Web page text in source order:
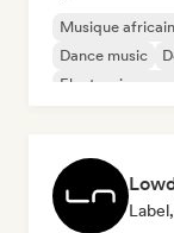
Musique
Dance music
Electronique